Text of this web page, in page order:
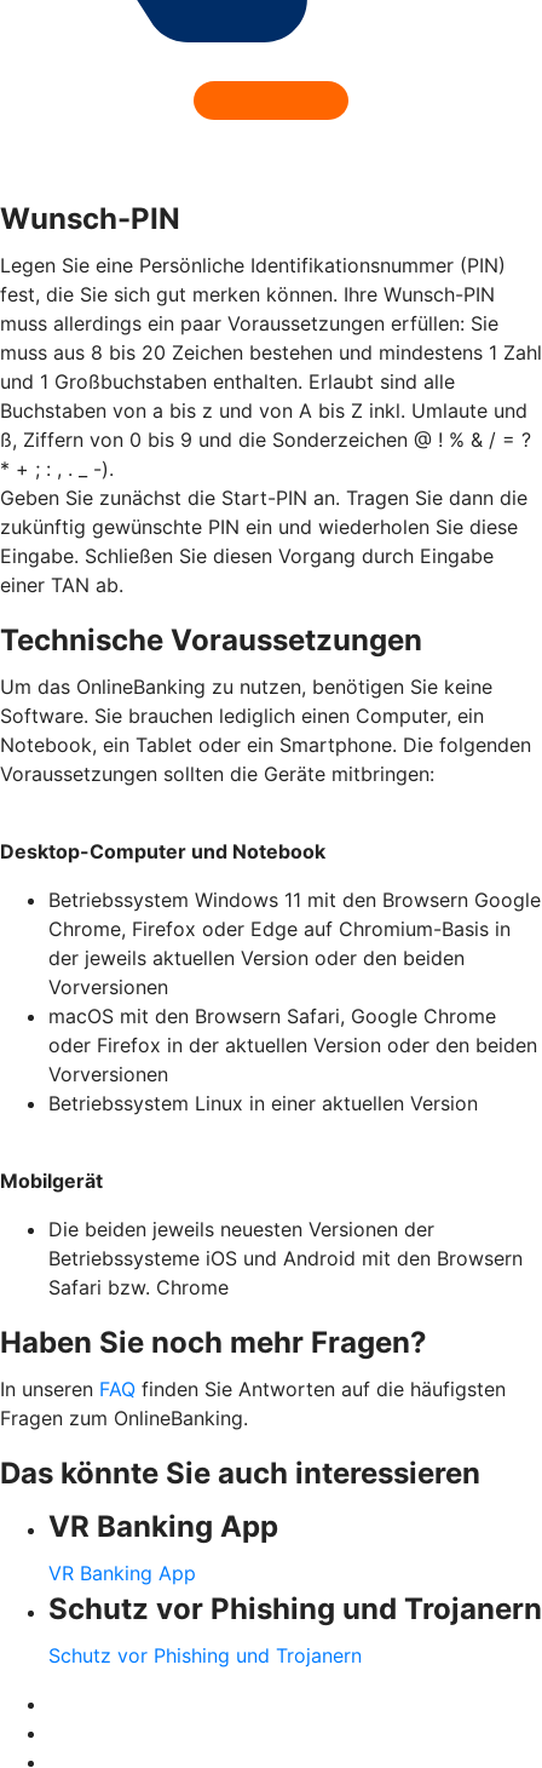
Wunsch-PIN
Legen Sie eine Persönliche Identifikationsnummer (PIN)
fest, die Sie sich gut merken können. Ihre Wunsch-PIN
muss allerdings ein paar Voraussetzungen erfüllen: Sie
muss aus 8 bis 20 Zeichen bestehen und mindestens 1 Zahl
und 1 Großbuchstaben enthalten. Erlaubt sind alle
Buchstaben von a bis z und von A bis Z inkl. Umlaute und
ß, Ziffern von 0 bis 9 und die Sonderzeichen @ ! % & / = ?
* + ; : , . _ -).
Geben Sie zunächst die Start-PIN an. Tragen Sie dann die
zukünftig gewünschte PIN ein und wiederholen Sie diese
Eingabe. Schließen Sie diesen Vorgang durch Eingabe
einer TAN ab.
Technische Voraussetzungen
Um das OnlineBanking zu nutzen, benötigen Sie keine
Software. Sie brauchen lediglich einen Computer, ein
Notebook, ein Tablet oder ein Smartphone. Die folgenden
Voraussetzungen sollten die Geräte mitbringen:
Desktop-Computer und Notebook
Betriebssystem Windows 11 mit den Browsern Google
Chrome, Firefox oder Edge auf Chromium-Basis in
der jeweils aktuellen Version oder den beiden
Vorversionen
macOS mit den Browsern Safari, Google Chrome
oder Firefox in der aktuellen Version oder den beiden
Vorversionen
Betriebssystem Linux in einer aktuellen Version
Mobilgerät
Die beiden jeweils neuesten Versionen der
Betriebssysteme iOS und Android mit den Browsern
Safari bzw. Chrome
Haben Sie noch mehr Fragen?
In unseren FAQ finden Sie Antworten auf die häufigsten
Fragen zum OnlineBanking.
Das könnte Sie auch interessieren
VR Banking App
VR Banking App
Schutz vor Phishing und Trojanern
Schutz vor Phishing und Trojanern